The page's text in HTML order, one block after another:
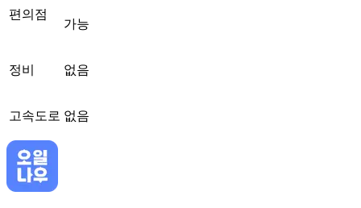
편의점
가능
정비 없음
고속도로 없음